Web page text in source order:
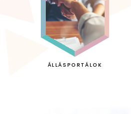
ÁLLÁSPORTÁLOK